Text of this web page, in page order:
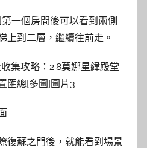
一個房間後可以看到兩側
上到二層，繼續往前走。
復蘇之門後，就能看到場景